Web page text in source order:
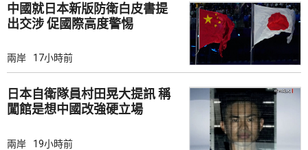
中國就日本新版防衛白皮書提
出交涉 促國際高度警惕
兩岸 17小時前
日本自衛隊員村田晃大提訊 稱
闖館是想中國改強硬立場
兩岸 19小時前